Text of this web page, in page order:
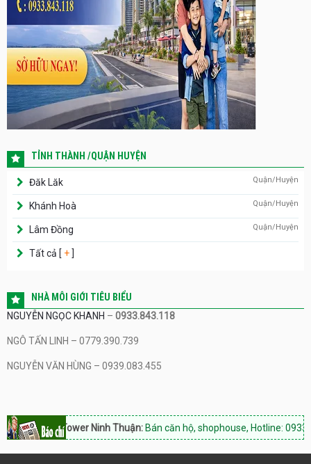
TỈNH THÀNH /QUẬN HUYỆN
Đăk Lăk Quận/Huyện
Khánh Hoà Quận/Huyện
Lâm Đồng Quận/Huyện
Tất cả [ + ]
NHÀ MÔI GIỚI TIÊU BIỂU
NGUYỄN NGỌC KHANH – 0933.843.118
NGÔ TẤN LINH – 0779.390.739
NGUYỄN VĂN HÙNG – 0939.083.455
Hacom Tower Ninh Thuận:Bán căn hộ, shophouse, Hotline: